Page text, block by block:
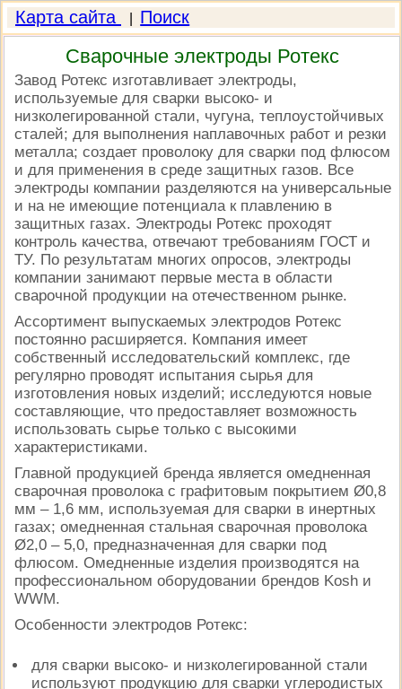
Карта сайта Поиск
Сварочные электроды Ротекс
Завод Ротекс изготавливает электроды,
используемые для сварки высоко- и
низколегированной стали, чугуна, теплоустойчивых
сталей; для выполнения наплавочных работ и резки
металла; создает проволоку для сварки под флюсом
и для применения в среде защитных газов. Все
электроды компании разделяются на универсальные
и на не имеющие потенциала к плавлению в
защитных газах. Электроды Ротекс проходят
контроль качества, отвечают требованиям ГОСТ и
ТУ. По результатам многих опросов, электроды
компании занимают первые места в области
сварочной продукции на отечественном рынке.
Ассортимент выпускаемых электродов Ротекс
постоянно расширяется. Компания имеет
собственный исследовательский комплекс, где
регулярно проводят испытания сырья для
изготовления новых изделий; исследуются новые
составляющие, что предоставляет возможность
использовать сырье только с высокими
характеристиками.
Главной продукцией бренда является омедненная
сварочная проволока с графитовым покрытием Ø0,8
мм – 1,6 мм, используемая для сварки в инертных
газах; омедненная стальная сварочная проволока
Ø2,0 – 5,0, предназначенная для сварки под
флюсом. Омедненные изделия производятся на
профессиональном оборудовании брендов Kosh и
WWM.
Особенности электродов Ротекс:
для сварки высоко- и низколегированной стали
используют продукцию для сварки углеродистых